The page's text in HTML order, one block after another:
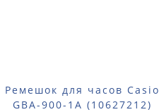
Ремешок для часов Casio
GBA-900-1A (10627212)